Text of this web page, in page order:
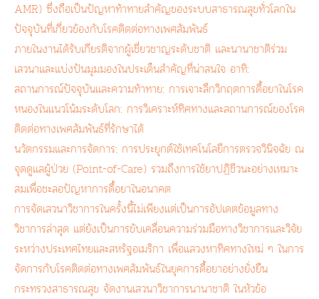
AMR) ซึ่งถือเป็นปัญหาท้าทายสำคัญของระบบสาธารณสุขทั่วโลกใน
ปัจจุบันที่เกี่ยวข้องกับโรคติดต่อทางเพศสัมพันธ์
ภายในงานได้รับเกียรติจากผู้เชี่ยวชาญระดับชาติ และนานาชาติร่วม
เสวนาและแบ่งปันมุมมองในประเด็นสำคัญที่น่าสนใจ อาทิ:
สถานการณ์ปัจจุบันและความท้าทาย: การเจาะลึกวิกฤตการดื้อยาในโรค
หนองในแนวโน้มระดับโลก: การวิเคราะห์ทิศทางและสถานการณ์ของโรค
ติดต่อทางเพศสัมพันธ์ที่รักษาได้
นวัตกรรมและการจัดการ: การประยุกต์ใช้เทคโนโลยีการตรวจวินิจฉัย ณ
จุดดูแลผู้ป่วย (Point-of-Care) รวมถึงการใช้ยาปฏิชีวนะอย่างเหมาะ
สมเพื่อชะลอปัญหาการดื้อยาในอนาคต
การจัดเสวนาวิชาการในครั้งนี้ไม่เพียงแต่เป็นการอัปเดตข้อมูลทาง
วิชาการล่าสุด แต่ยังเป็นการขับเคลื่อนความร่วมมือทางวิชาการและวิจัย
ระหว่างประเทศไทยและสหรัฐอเมริกา เพื่อแสวงหาทิศทางใหม่ ๆ ในการ
จัดการกับโรคติดต่อทางเพศสัมพันธ์ในยุคการดื้อยาอย่างยั่งยืน
กระทรวงสาธารณสุข จัดงานเสวนาวิชาการนานาชาติ ในหัวข้อ